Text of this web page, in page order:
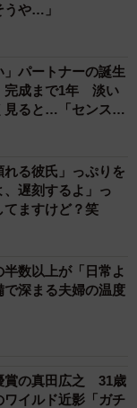
うや…」
」パートナーの誕生
完成まで1年 淡い
ると…「センスす
れる彼氏」っぷりを
遅刻するよ」っ
ますけど？笑
半数以上が「日常よ
深まる夫婦の温度
賞の真田広之 31歳
イルド近影「ガチ